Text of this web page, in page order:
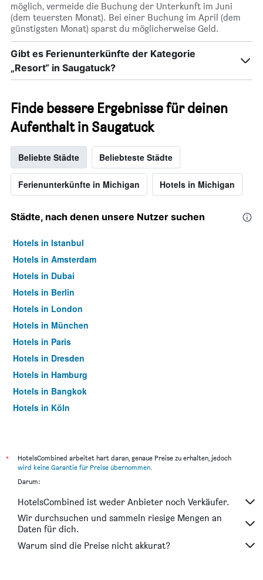
möglich, vermeide die Buchung der Unterkunft im Juni
(dem teuersten Monat). Bei einer Buchung im April (dem
günstigsten Monat) sparst du möglicherweise Geld.
Gibt es Ferienunterkünfte der Kategorie
„Resort“ in Saugatuck?
Finde bessere Ergebnisse für deinen
Aufenthalt in Saugatuck
Beliebte Städte Beliebteste Städte
Ferienunterkünfte in Michigan Hotels in Michigan
Städte, nach denen unsere Nutzer suchen
Hotels in Istanbul
Hotels in Amsterdam
Hotels in Dubai
Hotels in Berlin
Hotels in London
Hotels in München
Hotels in Paris
Hotels in Dresden
Hotels in Hamburg
Hotels in Bangkok
Hotels in Köln
*
HotelsCombined arbeitet hart daran, genaue Preise zu erhalten, jedoch
wird keine Garantie für Preise übernommen.
Darum:
HotelsCombined ist weder Anbieter noch Verkäufer.
Wir durchsuchen und sammeln riesige Mengen an
Daten für dich.
Warum sind die Preise nicht akkurat?